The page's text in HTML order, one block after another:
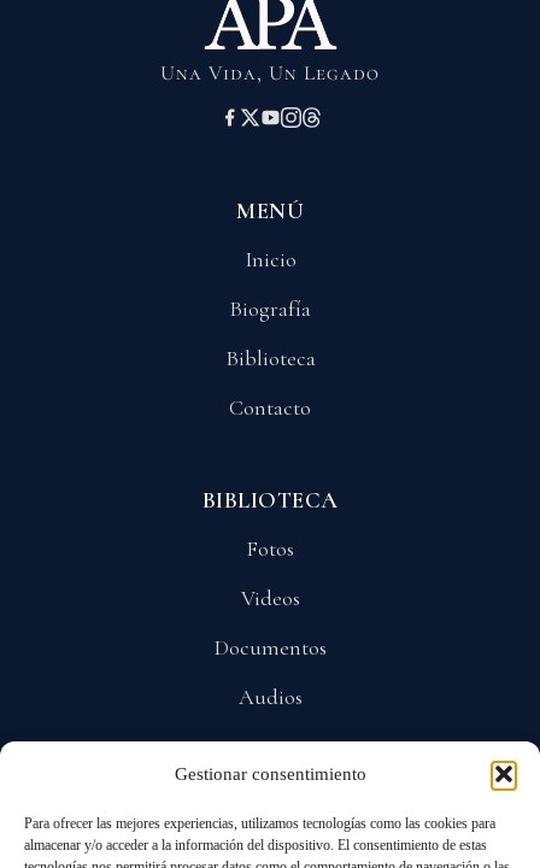
Gestionar consentimiento
Para ofrecer las mejores experiencias, utilizamos tecnologías como las cookies para
almacenar y/o acceder a la información del dispositivo. El consentimiento de estas
Una Vida, Un Legado
MENÚ
Inicio
Biografía
Biblioteca
Contacto
BIBLIOTECA
Fotos
Videos
Documentos
Audios
Privacidad